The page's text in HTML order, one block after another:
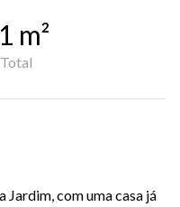
m²
com uma casa já